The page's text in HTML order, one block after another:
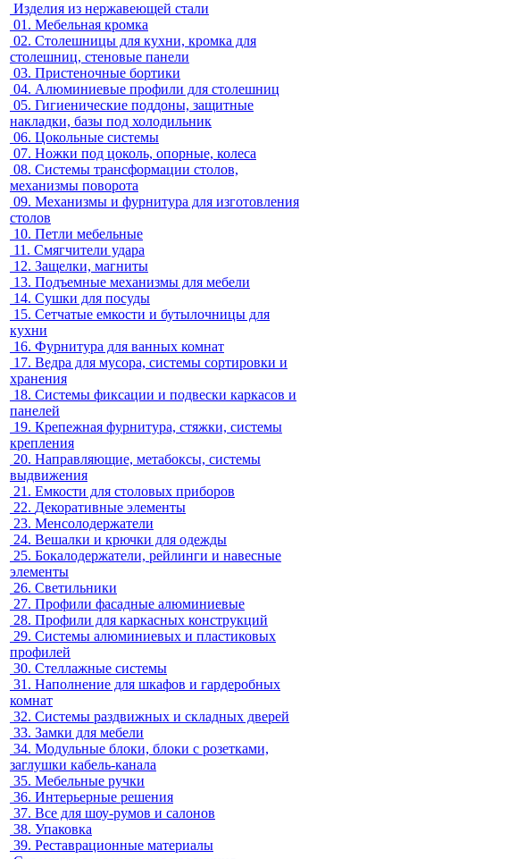
Изделия из нержавеющей стали
01. Мебельная кромка
02. Столешницы для кухни, кромка для
столешниц, стеновые панели
03. Пристеночные бортики
04. Алюминиевые профили для столешниц
05. Гигиенические поддоны, защитные
накладки, базы под холодильник
06. Цокольные системы
07. Ножки под цоколь, опорные, колеса
08. Системы трансформации столов,
механизмы поворота
09. Механизмы и фурнитура для изготовления
столов
10. Петли мебельные
11. Смягчители удара
12. Защелки, магниты
13. Подъемные механизмы для мебели
14. Сушки для посуды
15. Сетчатые емкости и бутылочницы для
кухни
16. Фурнитура для ванных комнат
17. Ведра для мусора, системы сортировки и
хранения
18. Системы фиксации и подвески каркасов и
панелей
19. Крепежная фурнитура, стяжки, системы
крепления
20. Направляющие, метабоксы, системы
выдвижения
21. Емкости для столовых приборов
22. Декоративные элементы
23. Менсолодержатели
24. Вешалки и крючки для одежды
25. Бокалодержатели, рейлинги и навесные
элементы
26. Светильники
27. Профили фасадные алюминиевые
28. Профили для каркасных конструкций
29. Системы алюминиевых и пластиковых
профилей
30. Стеллажные системы
31. Наполнение для шкафов и гардеробных
комнат
32. Системы раздвижных и складных дверей
33. Замки для мебели
34. Модульные блоки, блоки с розетками,
заглушки кабель-канала
35. Мебельные ручки
36. Интерьерные решения
37. Все для шоу-румов и салонов
38. Упаковка
39. Реставрационные материалы